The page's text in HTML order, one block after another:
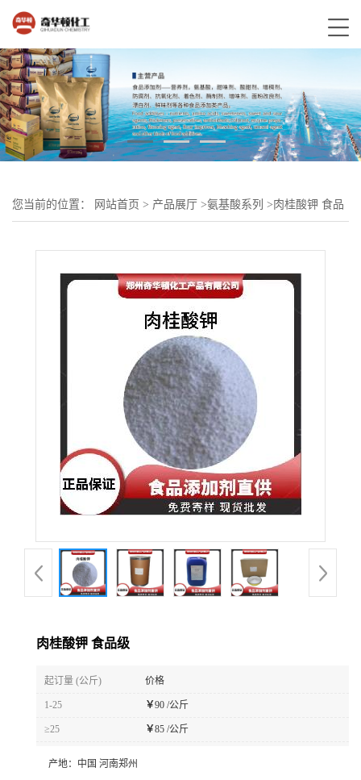
您当前的位置： 网站首页 > 产品展厅 >氨基酸系列 > 肉桂酸钾 食品
肉桂酸钾 食品级
起订量 (公斤) 价格
1-25 ￥90 /公斤
≥25 ￥85 /公斤
产地： 中国 河南郑州